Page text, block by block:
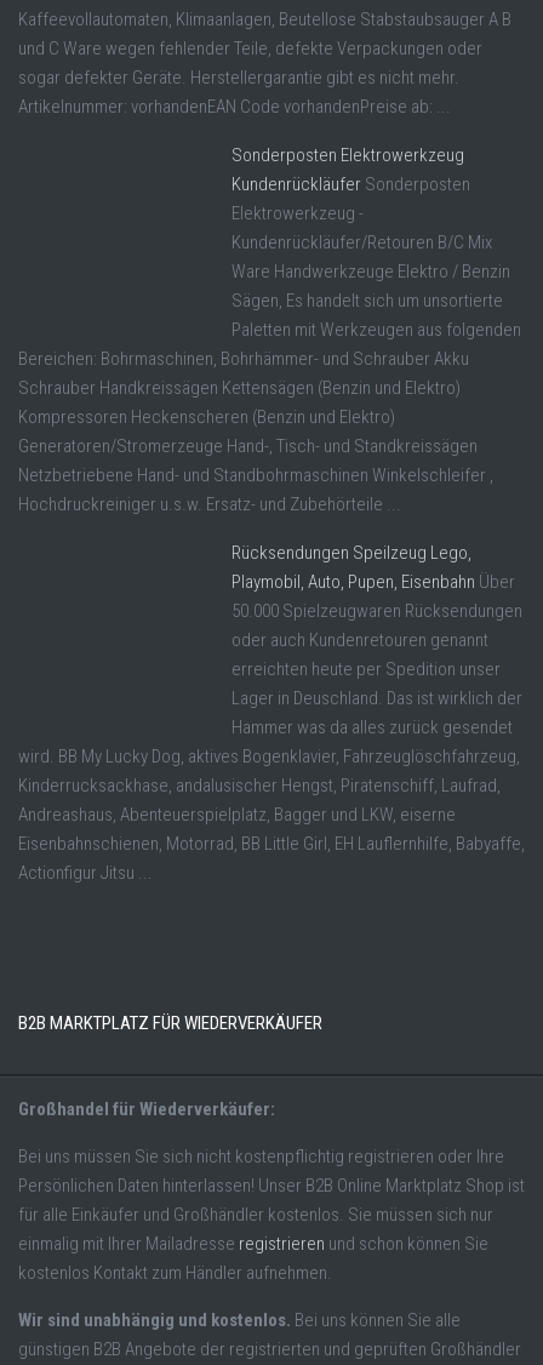
Kaffeevollautomaten, Klimaanlagen, Beutellose Stabstaubsauger A B
und C Ware wegen fehlender Teile, defekte Verpackungen oder
sogar defekter Geräte. Herstellergarantie gibt es nicht mehr.
Artikelnummer: vorhandenEAN Code vorhandenPreise ab: ...
Sonderposten Elektrowerkzeug
Kundenrückläufer Sonderposten
Elektrowerkzeug -
Kundenrückläufer/Retouren B/C Mix
Ware Handwerkzeuge Elektro / Benzin
Sägen, Es handelt sich um unsortierte
Paletten mit Werkzeugen aus folgenden
Bereichen: Bohrmaschinen, Bohrhämmer- und Schrauber Akku
Schrauber Handkreissägen Kettensägen (Benzin und Elektro)
Kompressoren Heckenscheren (Benzin und Elektro)
Generatoren/Stromerzeuge Hand-, Tisch- und Standkreissägen
Netzbetriebene Hand- und Standbohrmaschinen Winkelschleifer ,
Hochdruckreiniger u.s.w. Ersatz- und Zubehörteile ...
Rücksendungen Speilzeug Lego,
Playmobil, Auto, Pupen, Eisenbahn Über
50.000 Spielzeugwaren Rücksendungen
oder auch Kundenretouren genannt
erreichten heute per Spedition unser
Lager in Deuschland. Das ist wirklich der
Hammer was da alles zurück gesendet
wird. BB My Lucky Dog, aktives Bogenklavier, Fahrzeuglöschfahrzeug,
Kinderrucksackhase, andalusischer Hengst, Piratenschiff, Laufrad,
Andreashaus, Abenteuerspielplatz, Bagger und LKW, eiserne
Eisenbahnschienen, Motorrad, BB Little Girl, EH Lauflernhilfe, Babyaffe,
Actionfigur Jitsu ...
B2B MARKTPLATZ FÜR WIEDERVERKÄUFER
Großhandel für Wiederverkäufer:
Bei uns müssen Sie sich nicht kostenpflichtig registrieren oder Ihre
Persönlichen Daten hinterlassen! Unser B2B Online Marktplatz Shop ist
für alle Einkäufer und Großhändler kostenlos. Sie müssen sich nur
einmalig mit Ihrer Mailadresse registrieren und schon können Sie
kostenlos Kontakt zum Händler aufnehmen.
Wir sind unabhängig und kostenlos. Bei uns können Sie alle
günstigen B2B Angebote der registrierten und geprüften Großhändler